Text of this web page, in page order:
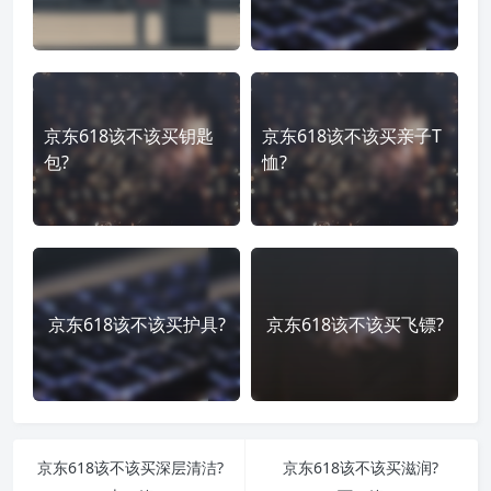
京东618该不该买钥匙
包?
京东618该不该买亲子T
恤?
京东618该不该买护具? 京东618该不该买飞镖?
京东618该不该买深层清洁?
京东618该不该买滋润?